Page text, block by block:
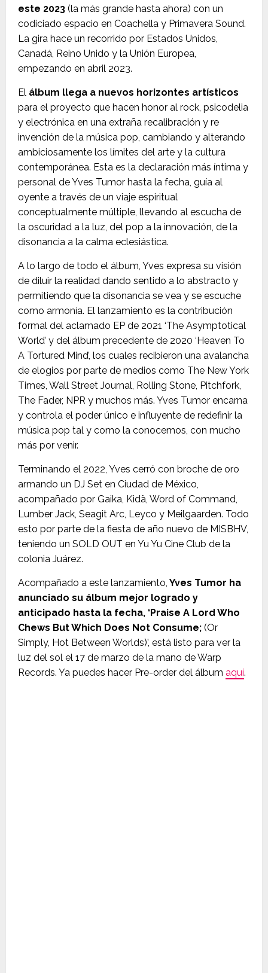
este 2023 (la más grande hasta ahora) con un
codiciado espacio en Coachella y Primavera Sound.
La gira hace un recorrido por Estados Unidos,
Canadá, Reino Unido y la Unión Europea,
empezando en abril 2023.
El álbum llega a nuevos horizontes artísticos
para el proyecto que hacen honor al rock, psicodelia
y electrónica en una extraña recalibración y re
invención de la música pop, cambiando y alterando
ambiciosamente los límites del arte y la cultura
contemporánea. Esta es la declaración más íntima y
personal de Yves Tumor hasta la fecha, guía al
oyente a través de un viaje espiritual
conceptualmente múltiple, llevando al escucha de
la oscuridad a la luz, del pop a la innovación, de la
disonancia a la calma eclesiástica.
A lo largo de todo el álbum, Yves expresa su visión
de diluir la realidad dando sentido a lo abstracto y
permitiendo que la disonancia se vea y se escuche
como armonía. El lanzamiento es la contribución
formal del aclamado EP de 2021 ‘The Asymptotical
World’ y del álbum precedente de 2020 ‘Heaven To
A Tortured Mind’, los cuales recibieron una avalancha
de elogios por parte de medios como The New York
Times, Wall Street Journal, Rolling Stone, Pitchfork,
The Fader, NPR y muchos más. Yves Tumor encarna
y controla el poder único e influyente de redefinir la
música pop tal y como la conocemos, con mucho
más por venir.
Terminando el 2022, Yves cerró con broche de oro
armando un DJ Set en Ciudad de México,
acompañado por Gaika, Kidä, Word of Command,
Lumber Jack, Seagit Arc, Leyco y Meilgaarden. Todo
esto por parte de la fiesta de año nuevo de MISBHV,
teniendo un SOLD OUT en Yu Yu Cine Club de la
colonia Juárez.
Acompañado a este lanzamiento, Yves Tumor ha
anunciado su álbum mejor logrado y
anticipado hasta la fecha, ‘Praise A Lord Who
Chews But Which Does Not Consume; (Or
Simply, Hot Between Worlds)’, está listo para ver la
luz del sol el 17 de marzo de la mano de Warp
Records. Ya puedes hacer Pre-order del álbum aquí.